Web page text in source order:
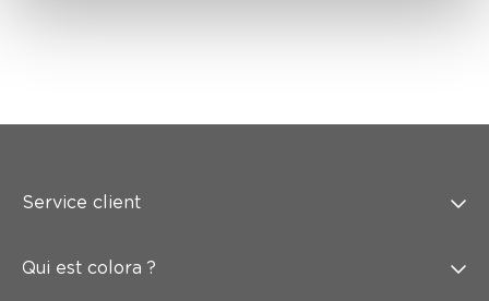
Service client
Qui est colora ?